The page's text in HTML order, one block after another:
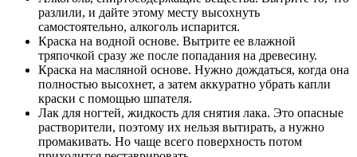
разлили, и дайте этому месту высохнуть
самостоятельно, алкоголь испарится.
Краска на водной основе. Вытрите ее влажной
тряпочкой сразу же после попадания на древесину.
Краска на масляной основе. Нужно дождаться, когда она
полностью высохнет, а затем аккуратно убрать капли
краски с помощью шпателя.
Лак для ногтей, жидкость для снятия лака. Это опасные
растворители, поэтому их нельзя вытирать, а нужно
промакивать. Но чаще всего поверхность потом